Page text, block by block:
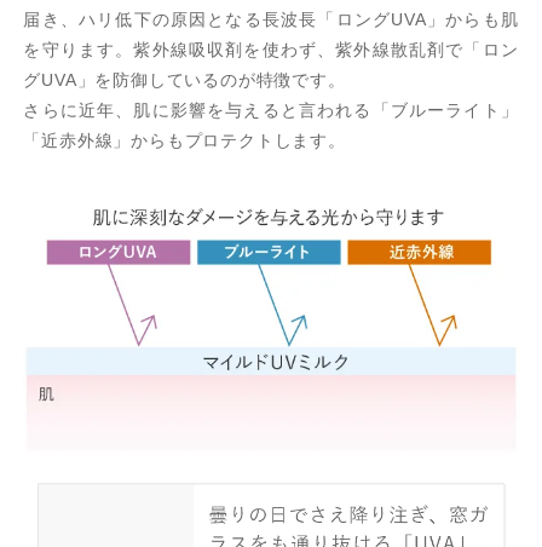
届き、ハリ低下の原因となる長波長「ロングUVA」からも肌
を守ります。紫外線吸収剤を使わず、紫外線散乱剤で「ロン
グUVA」を防御しているのが特徴です。
さらに近年、肌に影響を与えると言われる「ブルーライト」
「近赤外線」からもプロテクトします。